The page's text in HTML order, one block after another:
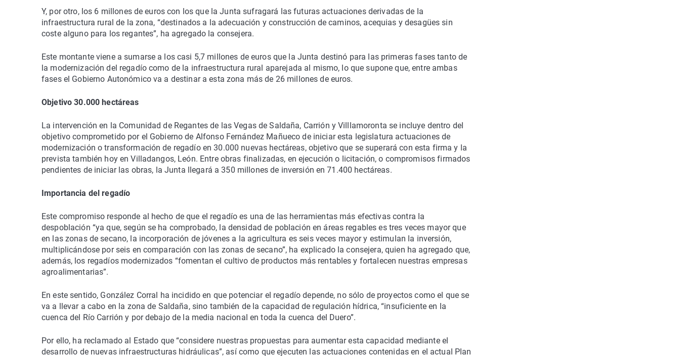
Y, por otro, los 6 millones de euros con los que la Junta sufragará las futuras actuaciones derivadas de la
infraestructura rural de la zona, “destinados a la adecuación y construcción de caminos, acequias y desagües sin
coste alguno para los regantes”, ha agregado la consejera.
Este montante viene a sumarse a los casi 5,7 millones de euros que la Junta destinó para las primeras fases tanto de
la modernización del regadío como de la infraestructura rural aparejada al mismo, lo que supone que, entre ambas
fases el Gobierno Autonómico va a destinar a esta zona más de 26 millones de euros.
Objetivo 30.000 hectáreas
La intervención en la Comunidad de Regantes de las Vegas de Saldaña, Carrión y Villlamoronta se incluye dentro del
objetivo comprometido por el Gobierno de Alfonso Fernández Mañueco de iniciar esta legislatura actuaciones de
modernización o transformación de regadío en 30.000 nuevas hectáreas, objetivo que se superará con esta firma y la
prevista también hoy en Villadangos, León. Entre obras finalizadas, en ejecución o licitación, o compromisos firmados
pendientes de iniciar las obras, la Junta llegará a 350 millones de inversión en 71.400 hectáreas.
Importancia del regadío
Este compromiso responde al hecho de que el regadío es una de las herramientas más efectivas contra la
despoblación “ya que, según se ha comprobado, la densidad de población en áreas regables es tres veces mayor que
en las zonas de secano, la incorporación de jóvenes a la agricultura es seis veces mayor y estimulan la inversión,
multiplicándose por seis en comparación con las zonas de secano”, ha explicado la consejera, quien ha agregado que,
además, los regadíos modernizados “fomentan el cultivo de productos más rentables y fortalecen nuestras empresas
agroalimentarias”.
En este sentido, González Corral ha incidido en que potenciar el regadío depende, no sólo de proyectos como el que se
va a llevar a cabo en la zona de Saldaña, sino también de la capacidad de regulación hídrica, “insuficiente en la
cuenca del Río Carrión y por debajo de la media nacional en toda la cuenca del Duero”.
Por ello, ha reclamado al Estado que “considere nuestras propuestas para aumentar esta capacidad mediante el
desarrollo de nuevas infraestructuras hidráulicas”, así como que ejecuten las actuaciones contenidas en el actual Plan